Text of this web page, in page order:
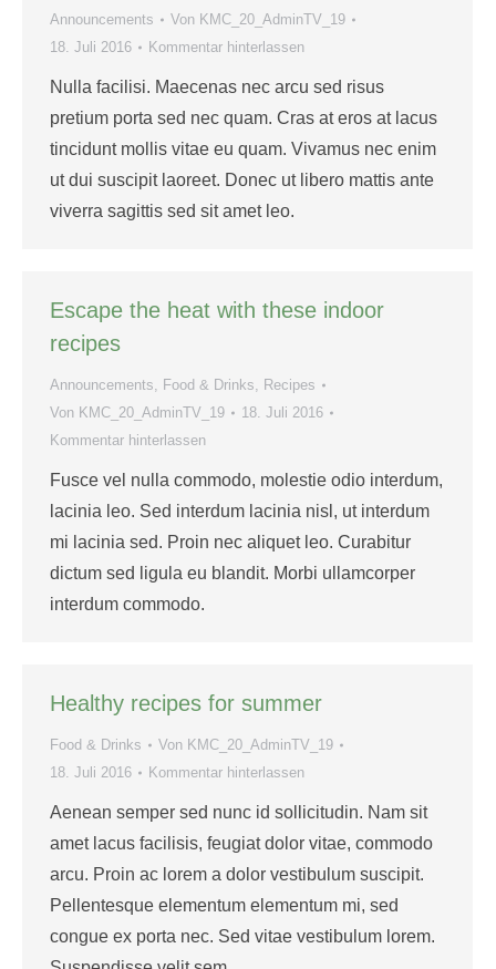
Announcements Von KMC_20_AdminTV_19
18. Juli 2016
Kommentar hinterlassen
Nulla facilisi. Maecenas nec arcu sed risus
pretium porta sed nec quam. Cras at eros at lacus
tincidunt mollis vitae eu quam. Vivamus nec enim
ut dui suscipit laoreet. Donec ut libero mattis ante
viverra sagittis sed sit amet leo.
Escape the heat with these indoor
recipes
Announcements, Food & Drinks, Recipes
Von KMC_20_AdminTV_19
18. Juli 2016
Kommentar hinterlassen
Fusce vel nulla commodo, molestie odio interdum,
lacinia leo. Sed interdum lacinia nisl, ut interdum
mi lacinia sed. Proin nec aliquet leo. Curabitur
dictum sed ligula eu blandit. Morbi ullamcorper
interdum commodo.
Healthy recipes for summer
Food & Drinks Von KMC_20_AdminTV_19
18. Juli 2016
Kommentar hinterlassen
Aenean semper sed nunc id sollicitudin. Nam sit
amet lacus facilisis, feugiat dolor vitae, commodo
arcu. Proin ac lorem a dolor vestibulum suscipit.
Pellentesque elementum elementum mi, sed
congue ex porta nec. Sed vitae vestibulum lorem.